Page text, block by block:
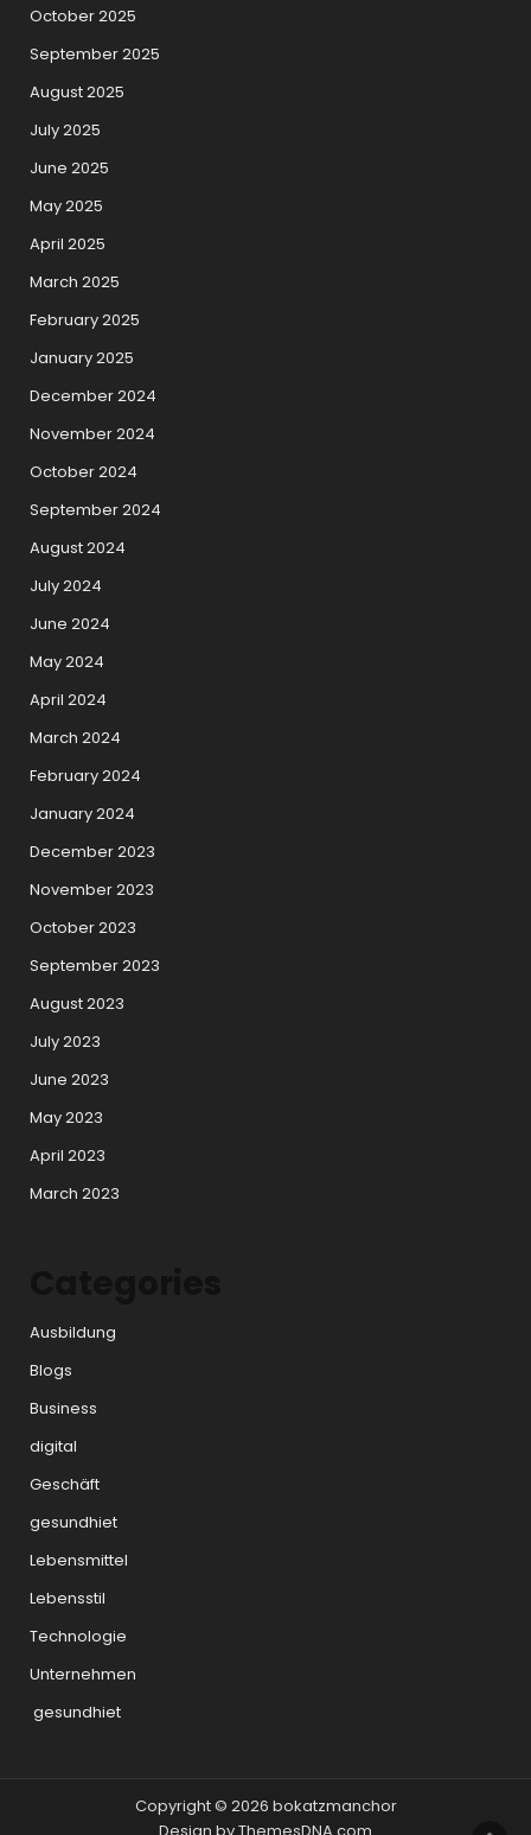
October 2025
September 2025
August 2025
July 2025
June 2025
May 2025
April 2025
March 2025
February 2025
January 2025
December 2024
November 2024
October 2024
September 2024
August 2024
July 2024
June 2024
May 2024
April 2024
March 2024
February 2024
January 2024
December 2023
November 2023
October 2023
September 2023
August 2023
July 2023
June 2023
May 2023
April 2023
March 2023
Ausbildung
Blogs
Business
digital
Geschäft
gesundhiet
Lebensmittel
Lebensstil
Technologie
Unternehmen
gesundhiet
Copyright © 2026 bokatzmanchor